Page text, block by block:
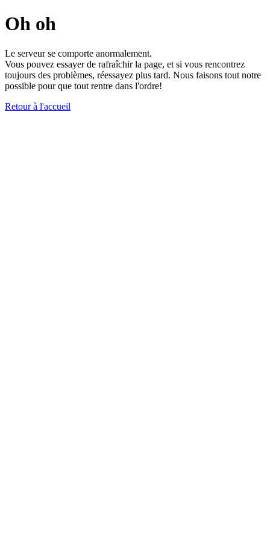
Oh oh
Le serveur se comporte anormalement.
Vous pouvez essayer de rafraîchir la page, et si vous rencontrez
toujours des problèmes, réessayez plus tard. Nous faisons tout notre
possible pour que tout rentre dans l'ordre!
Retour à l'accueil